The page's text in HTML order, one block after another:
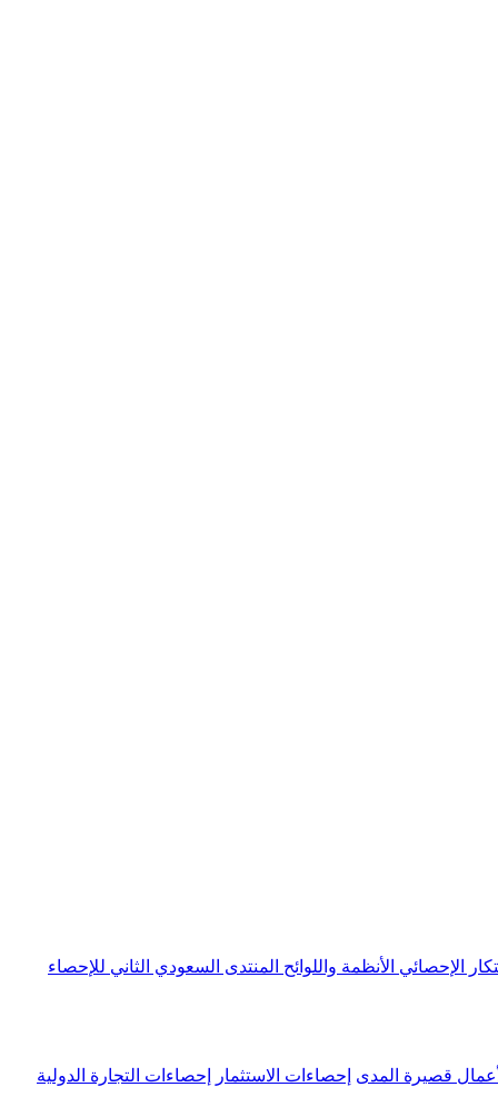
الإحصائي الأنظمة واللوائح المنتدى السعودي الثاني للإحصاء
قصيرة المدى إحصاءات الاستثمار إحصاءات التجارة الدولية